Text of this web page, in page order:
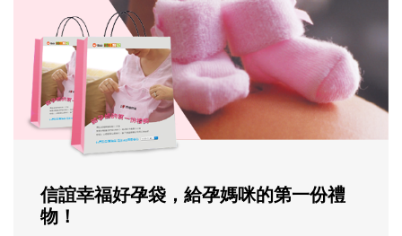
信誼幸福好孕袋，給孕媽咪的第一份禮
物！